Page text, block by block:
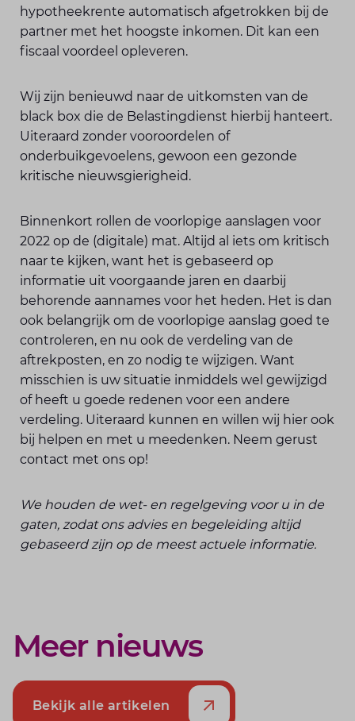
hypotheekrente automatisch afgetrokken bij de
partner met het hoogste inkomen. Dit kan een
fiscaal voordeel opleveren.
Wij zijn benieuwd naar de uitkomsten van de
black box die de Belastingdienst hierbij hanteert.
Uiteraard zonder vooroordelen of
onderbuikgevoelens, gewoon een gezonde
kritische nieuwsgierigheid.
Binnenkort rollen de voorlopige aanslagen voor
2022 op de (digitale) mat. Altijd al iets om kritisch
naar te kijken, want het is gebaseerd op
informatie uit voorgaande jaren en daarbij
behorende aannames voor het heden. Het is dan
ook belangrijk om de voorlopige aanslag goed te
controleren, en nu ook de verdeling van de
aftrekposten, en zo nodig te wijzigen. Want
misschien is uw situatie inmiddels wel gewijzigd
of heeft u goede redenen voor een andere
verdeling. Uiteraard kunnen en willen wij hier ook
bij helpen en met u meedenken. Neem gerust
contact met ons op!
We houden de wet- en regelgeving voor u in de
gaten, zodat ons advies en begeleiding altijd
gebaseerd zijn op de meest actuele informatie.
Meer nieuws
Bekijk alle artikelen